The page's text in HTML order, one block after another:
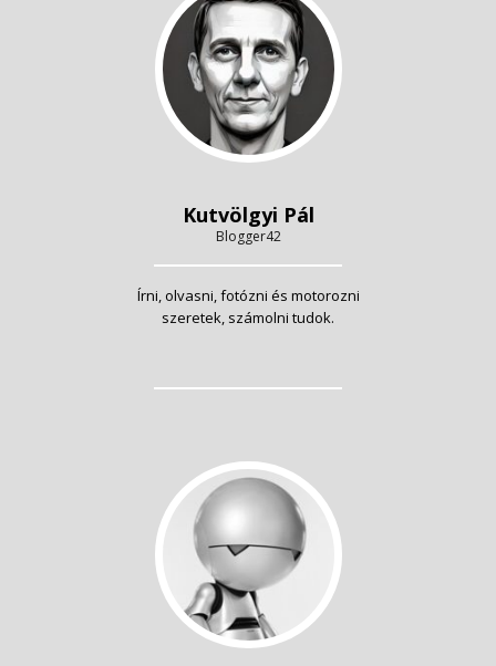
Kutvölgyi Pál
Blogger42
Írni, olvasni, fotózni és motorozni
szeretek, számolni tudok.